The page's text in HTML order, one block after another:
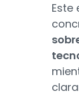
Este